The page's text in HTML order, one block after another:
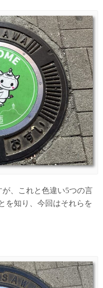
が、これと色違い5つの言
を知り、今回はそれらを